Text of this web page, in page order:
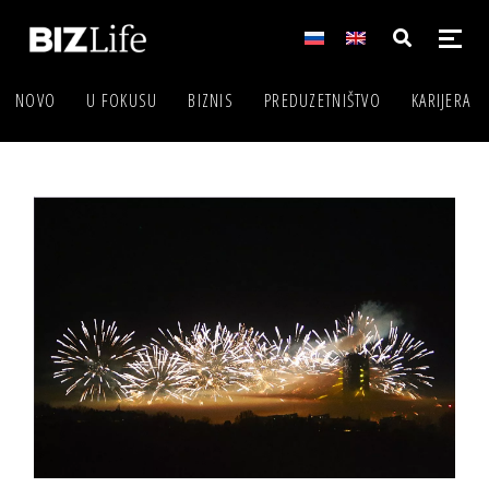
NOVO U FOKUSU BIZNIS PREDUZETNIŠTVO KARIJERA